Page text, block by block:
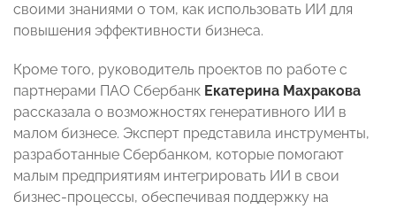
своими знаниями о том, как использовать ИИ для
повышения эффективности бизнеса.
Кроме того, руководитель проектов по работе с
партнерами ПАО Сбербанк Екатерина Махракова
рассказала о возможностях генеративного ИИ в
малом бизнесе. Эксперт представила инструменты,
разработанные Сбербанком, которые помогают
малым предприятиям интегрировать ИИ в свои
бизнес-процессы, обеспечивая поддержку на